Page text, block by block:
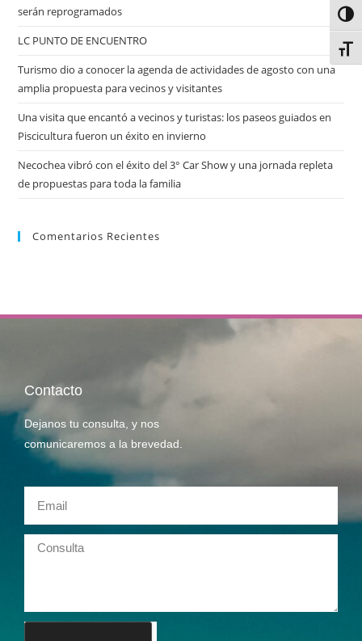
serán reprogramados
LC PUNTO DE ENCUENTRO
Turismo dio a conocer la agenda de actividades de agosto con una
amplia propuesta para vecinos y visitantes
Una visita que encantó a vecinos y turistas: los paseos guiados en
Piscicultura fueron un éxito en invierno
Necochea vibró con el éxito del 3° Car Show y una jornada repleta
de propuestas para toda la familia
Comentarios Recientes
Contacto
Dejanos tu consulta, y nos
comunicaremos a la brevedad.